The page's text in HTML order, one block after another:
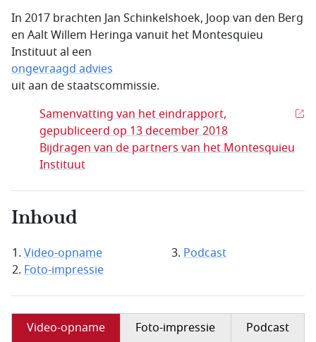
In 2017 brachten Jan Schinkelshoek, Joop van den Berg
en Aalt Willem Heringa vanuit het Montesquieu
Instituut al een
ongevraagd advies
uit aan de staatscommissie.
Samenvatting van het eindrapport,
gepubliceerd op 13 december 2018
Bijdragen van de partners van het Montesquieu
Instituut
Inhoud
Video-opname
Foto-impressie
Podcast
Video-opname Foto-impressie Podcast